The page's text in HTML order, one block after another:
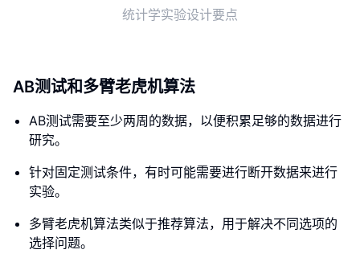
统计学实验设计要点
AB测试和多臂老虎机算法
AB测试需要至少两周的数据，以便积累足够的数据进行
研究。
针对固定测试条件，有时可能需要进行断开数据来进行
实验。
多臂老虎机算法类似于推荐算法，用于解决不同选项的
选择问题。